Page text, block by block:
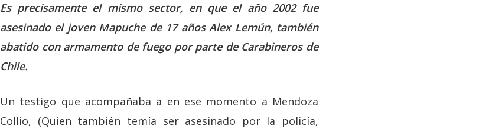
Es precisamente el mismo sector, en que el año 2002 fue
asesinado el joven Mapuche de 17 años Alex Lemún, también
abatido con armamento de fuego por parte de Carabineros de
Chile.
Un testigo que acompañaba a en ese momento a Mendoza
Collio, (Quien también temía ser asesinado por la policía,